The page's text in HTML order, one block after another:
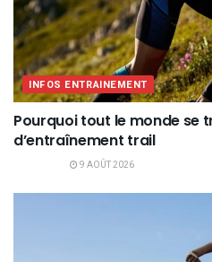
INFOS ENTRAINEMENT
Pourquoi tout le monde se
d’entraînement trail
9 AOÛT 2026